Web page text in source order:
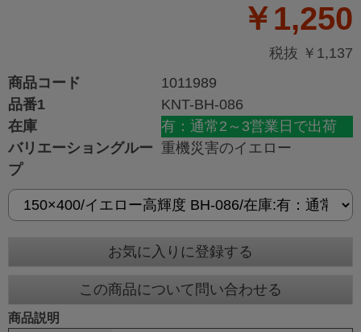
￥1,250
税抜 ￥1,137
商品コード
1011989
品番1
KNT-BH-086
在庫
有：通常2～3営業日で出荷
バリエーショングルー
プ
重機災害のイエロー
お気に入りに登録する
この商品について問い合わせる
商品説明